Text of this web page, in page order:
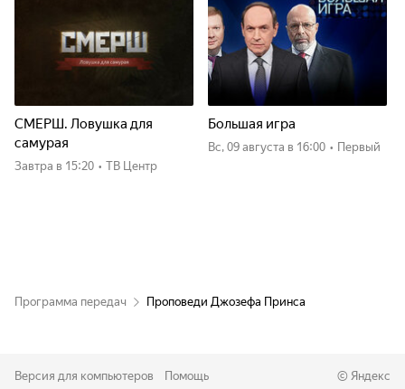
СМЕРШ. Ловушка для
самурая
Завтра в 15:20 • ТВ Центр
Большая игра
вс, 09 августа в 16:00 • Первый
Программа передач Проповеди Джозефа Принса
Версия для компьютеров Помощь © Яндекс